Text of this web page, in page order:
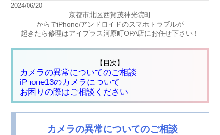
2024/06/20
京都市北区西賀茂神光院町
からでiPhone/アンドロイドのスマホトラブルが
起きたら修理はアイプラス河原町OPA店にお任せ下さい！
【目次】
カメラの異常についてのご相談
iPhone13のカメラについて
お困りの際はご相談ください
カメラの異常についてのご相談